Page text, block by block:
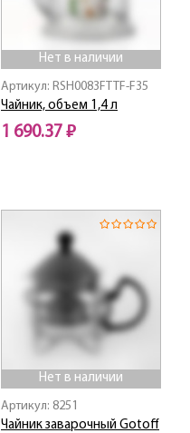
Нет в наличии
Артикул: RSH0083FTTF-F35
Чайник, объем 1,4 л
1 690.37 ₽
Нет в наличии
Артикул: 8251
Чайник заварочный Gotoff